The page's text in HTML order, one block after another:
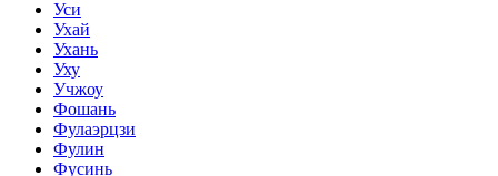
Уси
Ухай
Ухань
Уху
Учжоу
Фошань
Фулаэрцзи
Фулин
Фусинь